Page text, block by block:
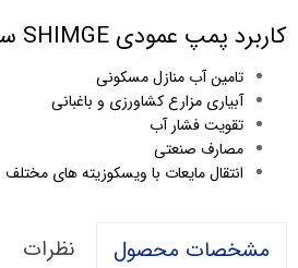
کاربرد پمپ عمودی SHIMGE سری BL
تامین آب منازل مسکونی
آبیاری مزارع کشاورزی و باغبانی
تقویت فشار آب
مصارف صنعتی
انتقال مایعات با ویسکوزیته های مختلف
مشخصات محصول نظرات